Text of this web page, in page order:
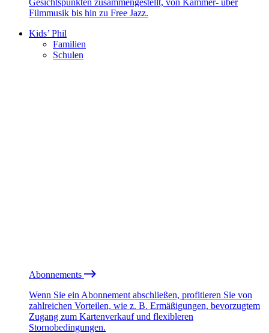
Filmmusik bis hin zu Free Jazz.
Kids’ Phil
Familien
Schulen
Abonnements
Wenn Sie ein Abonnement abschließen, profitieren Sie von
zahlreichen Vorteilen, wie z. B. Ermäßigungen, bevorzugtem
Zugang zum Kartenverkauf und flexibleren
Stornobedingungen.